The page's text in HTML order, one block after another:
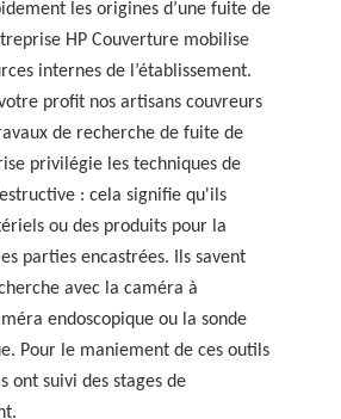
les origines d’une fuite de
HP Couverture mobilise
internes de l’établissement.
profit nos artisans couvreurs
de recherche de fuite de
privilégie les techniques de
: cela signifie qu'ils
ou des produits pour la
parties encastrées. Ils savent
avec la caméra à
endoscopique ou la sonde
Pour le maniement de ces outils
ont suivi des stages de